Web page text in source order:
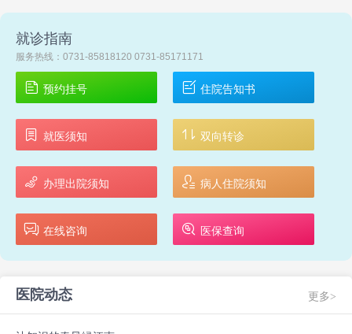
就诊指南
服务热线：0731-85818120 0731-85171171
预约挂号 住院告知书
就医须知 双向转诊
办理出院须知 病人住院须知
在线咨询 医保查询
医院动态 更多>